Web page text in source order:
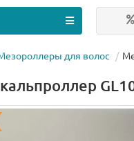
для волос